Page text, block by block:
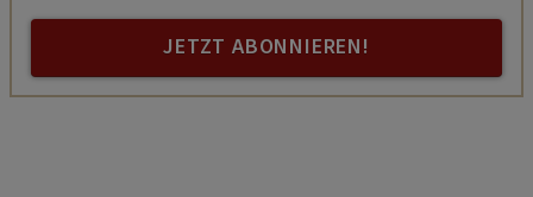
JETZT ABONNIEREN!